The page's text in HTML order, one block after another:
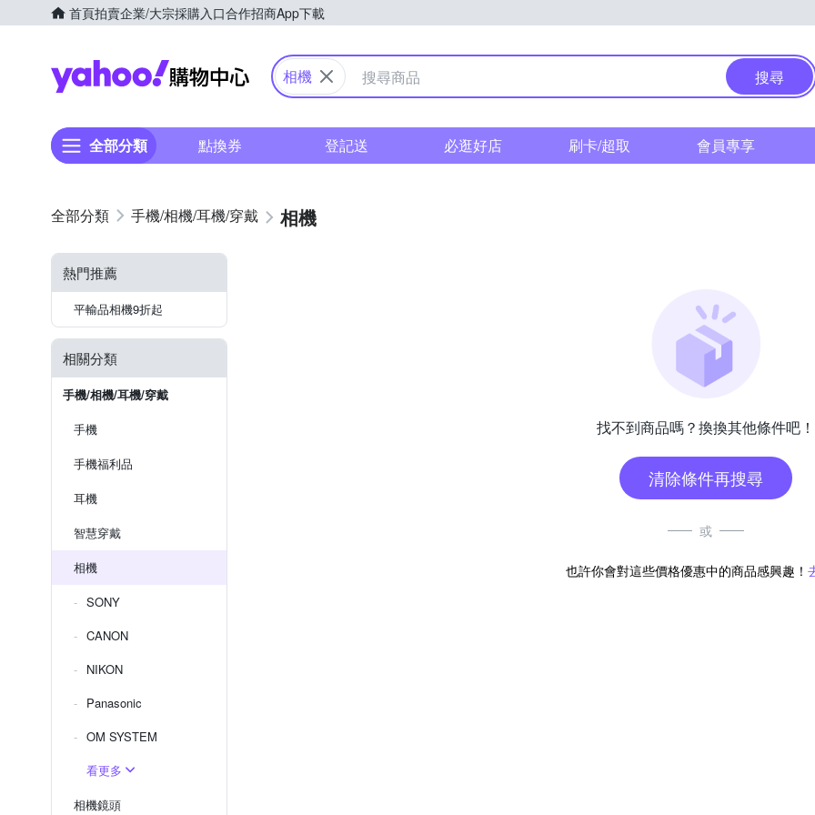
首頁拍賣企業/大宗採購入口合作招商App下載
Yahoo購物中心
相機 搜尋
全部分類 點換券 登記送 必逛好店 刷卡/超取 會員專享
手機/相機/耳機/穿戴 相機
熱門推薦
平輸品相機9折起
相關分類
手機/相機/耳機/穿戴
手機
手機福利品
耳機
智慧穿戴
相機
SONY
CANON
NIKON
Panasonic
OM SYSTEM
看更多
相機鏡頭
找不到商品嗎？換換其他條件吧！
清除條件再搜尋
或
也許你會對這些價格優惠中的商品感興趣！